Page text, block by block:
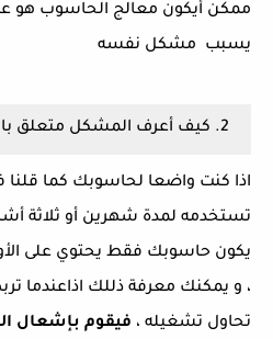
ممكن أيكون معالج الحاسوب هو
يسبب مشكل نفسه
2. كيف أعرف المشكل متعلق بالحاسوب بالظبط :
اذا كنت واضعا لحاسوبك كما
تستخدمه لمدة شهرين أو ثلاثة
يكون حاسوبك فقط يحتوي على
، و يمكنك معرفة ذللك اذاعندما
تحاول تشغيله ، فيقوم بإشعال